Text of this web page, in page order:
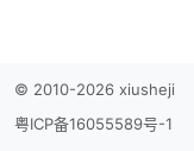
© 2010-2026 xiusheji
粤ICP备16055589号-1